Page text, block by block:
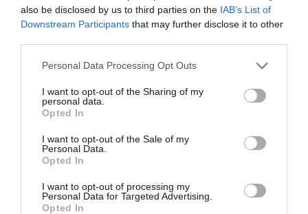
also be disclosed by us to third parties on the IAB’s List of
Downstream Participants that may further disclose it to other
Please note that this website/app uses one or more Google
not limited to your visit or usage behaviour. You may click to
grant or deny consent to Google and its third-party tags to
use your data for below specified purposes in below Google
consent section.
Personal Data Processing Opt Outs
I want to opt-out of the Sharing of my
personal data.
Opted In
I want to opt-out of the Sale of my
Personal Data.
Opted In
I want to opt-out of processing my
Personal Data for Targeted Advertising.
Opted In
χώρο της άμυνας
Η πιο ταξιδιάρικη
βαλίτσα του φετινού
υπογραφή της Xiaomi
ΟΛΗ Η ΡΟΗ ΕΙΔΗΣΕΩΝ